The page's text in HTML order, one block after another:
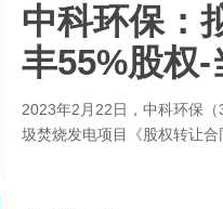
中科环保：
丰55%股权-
2023年2月22日，中科环保
圾焚烧发电项目《股权转让